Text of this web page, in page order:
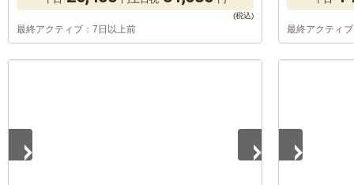
最終アクティブ：7日以上前 最終アクティ